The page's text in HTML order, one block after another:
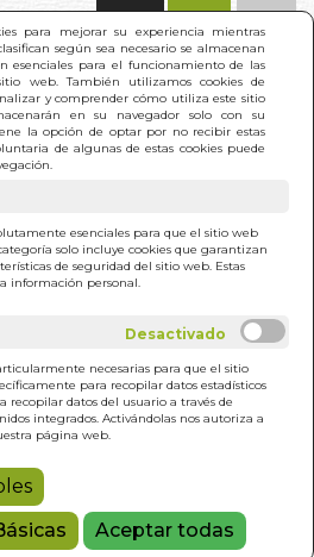
para mejorar su experiencia mientras
según sea necesario se almacenan
esenciales para el funcionamiento de las
web. También utilizamos cookies de
y comprender cómo utiliza este sitio
en su navegador solo con su
la opción de optar por no recibir estas
de algunas de estas cookies puede
esenciales para que el sitio web
solo incluye cookies que garantizan
de seguridad del sitio web. Estas
información personal.
necesarias para que el sitio
para recopilar datos estadísticos
recopilar datos del usuario a través de
integrados. Activándolas nos autoriza a
página web.
Aceptar todas